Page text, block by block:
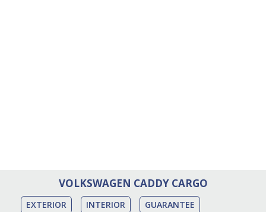
VOLKSWAGEN CADDY CARGO
EXTERIOR INTERIOR GUARANTEE